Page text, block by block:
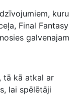
kuru
Final Fantasy
galvenajam
tā kā atkal ar
lai spēlētāji